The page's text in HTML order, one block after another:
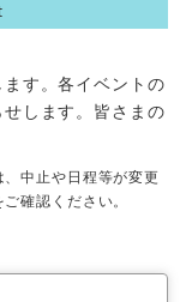
す。各イベントの
します。皆さまの
中止や日程等が変更
確認ください。